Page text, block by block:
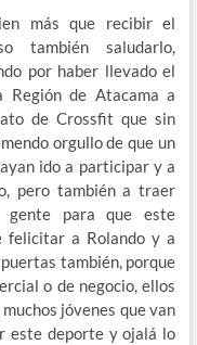
más que recibir el
también saludarlo,
por haber llevado el
Región de Atacama a
de Crossfit que sin
orgullo de que un
ido a participar y a
pero también a traer
gente para que este
felicitar a Rolando y a
también, porque
o de negocio, ellos
jóvenes que van
este deporte y ojalá lo